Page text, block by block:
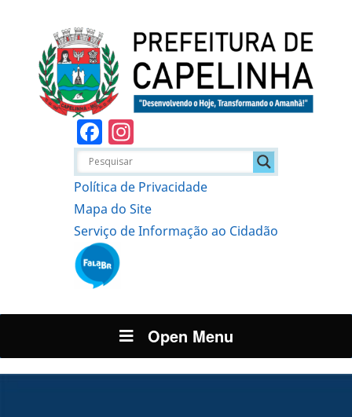
Facebook
Política de Privacidade
Mapa do Site
Serviço de Informação ao Cidadão
Open Menu